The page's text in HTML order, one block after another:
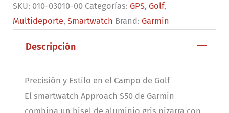
cantidad
SKU: 010-03010-00 Categorías: GPS, Golf,
Multideporte,Smartwatch Brand: Garmin
Descripción
Precisión y Estilo en el Campo de Golf
El smartwatch Approach S50 de Garmin
combina un bisel de aluminio gris pizarra con